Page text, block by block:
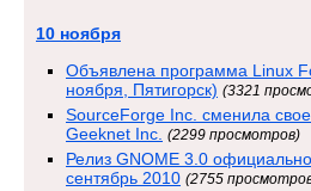
10 ноября
Объявлена программа Linux
ноября, Пятигорск) (3321
SourceForge Inc. сменила
Geeknet Inc.
(2299 просмотров)
Релиз GNOME 3.0
сентябрь 2010 (2755